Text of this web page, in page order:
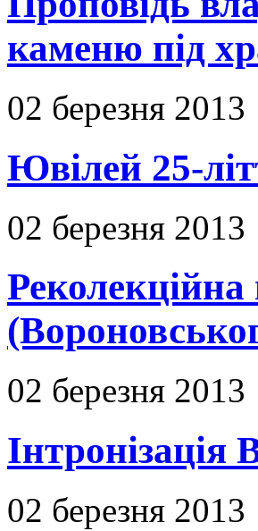
каменю під
02 березня 2013
Ювілей 25-
02 березня 2013
02 березня 2013
02 березня 2013